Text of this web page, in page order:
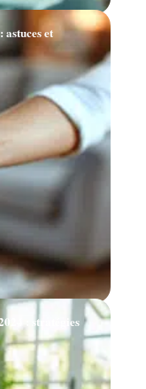
et
: stratégies